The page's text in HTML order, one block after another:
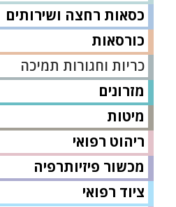
כסאות רחצה ושירותים
כורסאות
כריות וחגורות תמיכה
מזרונים
מיטות
ריהוט רפואי
מכשור פיזיותרפיה
ציוד רפואי